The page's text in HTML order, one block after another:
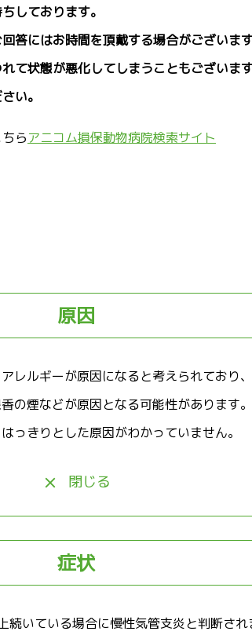
しております。
答にはお時間を頂戴する場合がございま
て状態が悪化してしまうこともございま
い。
らアニコム損保動物病院検索サイト
原因
レルギーが原因になると考えられており
の煙などが原因となる可能性があります
っきりとした原因がわかっていません。
閉じる
症状
続いている場合に慢性気管支炎と判断さ